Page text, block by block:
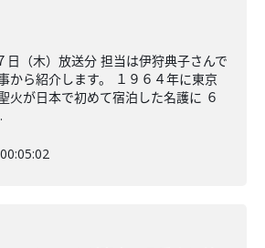
日（木）放送分 担当は伊狩典子さんで
から紹介します。 １９６４年に東京
火が日本で初めて宿泊した名護に ６
00:05:02